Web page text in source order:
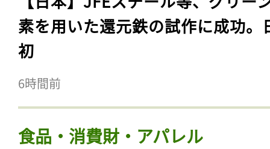
素を用いた還元鉄の試作に成功。
初
6時間前
食品・消費財・アパレル